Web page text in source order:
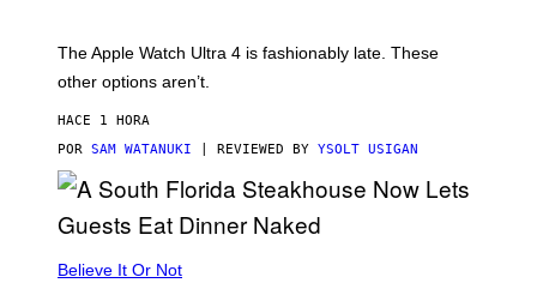
L
,
O
T
T
E
P
P
E
The Apple Watch Ultra 4 is fashionably late. These
other options aren’t.
HACE 1 HORA
POR SAM WATANUKI | REVIEWED BY YSOLT USIGAN
Believe It Or Not